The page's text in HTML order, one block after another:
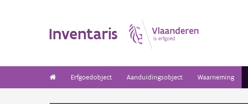
Inventaris
Erfgoedobject Aanduidingsobject Waarneming